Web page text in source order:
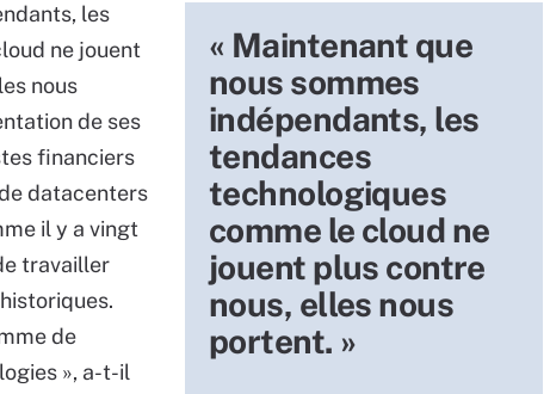
« Maintenant que
nous sommes
indépendants, les
tendances
technologiques
comme le cloud ne
jouent plus contre
nous, elles nous
portent. »
les
ne jouent
nous
de ses
financiers
datacenters
il y a vingt
travailler
de
», a-t-il